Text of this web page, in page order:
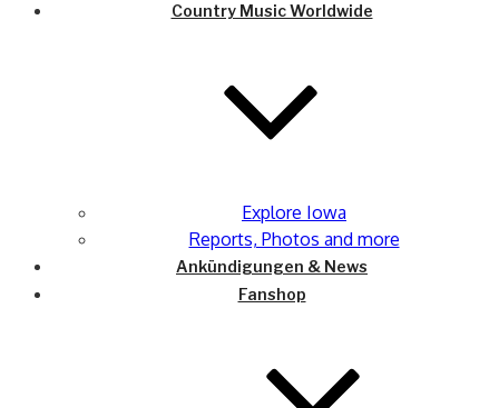
Country Music Worldwide
Explore Iowa
Reports, Photos and more
Ankündigungen & News
Fanshop